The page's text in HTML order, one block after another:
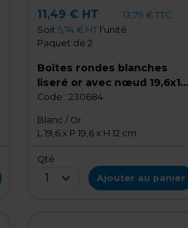
11,49 € HT
13,79 € TTC
Soit 5,74 € HTl'unité
Paquet de 2
Boîtes rondes blanches
liseré or avec nœud 19,6x12
cm – Paquet de 2
Code : 230684
Blanc / Or
L 19,6 x P 19,6 x H 12 cm
Qté
1 Ajouter au panier